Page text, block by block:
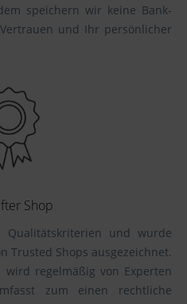
speichern wir keine Bank-
und Ihr persönlicher
Shop
und wurde
Trusted Shops ausgezeichnet.
regelmäßig von Experten
zum einen rechtliche